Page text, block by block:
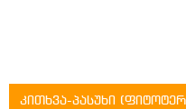
კითხვა-პასუხი